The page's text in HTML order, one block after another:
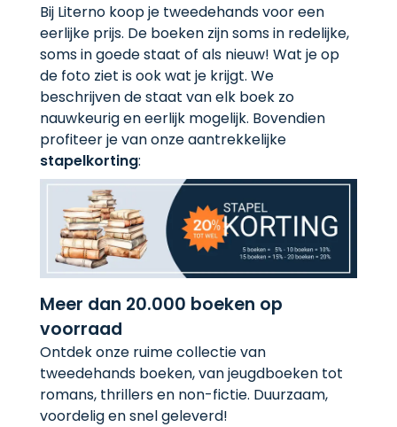
Bij Literno koop je tweedehands voor een
eerlijke prijs. De boeken zijn soms in redelijke,
soms in goede staat of als nieuw! Wat je op
de foto ziet is ook wat je krijgt. We
beschrijven de staat van elk boek zo
nauwkeurig en eerlijk mogelijk. Bovendien
profiteer je van onze aantrekkelijke
stapelkorting:
Meer dan 20.000 boeken op
voorraad
Ontdek onze ruime collectie van
tweedehands boeken, van jeugdboeken tot
romans, thrillers en non-fictie. Duurzaam,
voordelig en snel geleverd!